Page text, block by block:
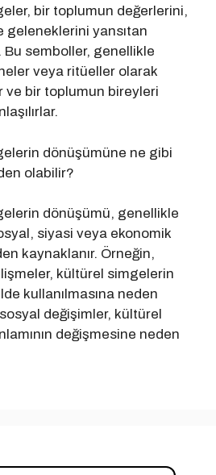
bir toplumun değerlerini,
geleneklerini yansıtan
Bu semboller, genellikle
veya ritüeller olarak
ve bir toplumun bireyleri
dönüşümüne ne gibi
olabilir?
dönüşümü, genellikle
siyasi veya ekonomik
kaynaklanır. Örneğin,
kültürel simgelerin
kullanılmasına neden
değişimler, kültürel
değişmesine neden